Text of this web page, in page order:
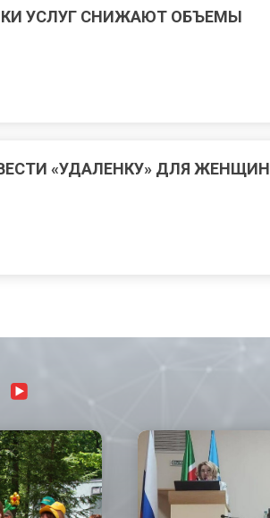
УСЛУГ СНИЖАЮТ ОБЪЕМЫ
«УДАЛЕНКУ» ДЛЯ ЖЕНЩИН